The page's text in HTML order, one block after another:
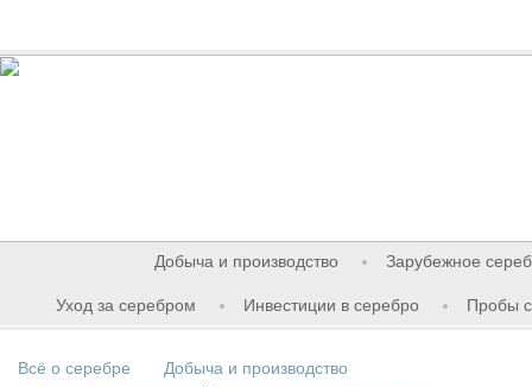
Добыча и производство Зарубежное
Уход за серебром Инвестиции в серебро Пробы
Всё о серебре Добыча и производство